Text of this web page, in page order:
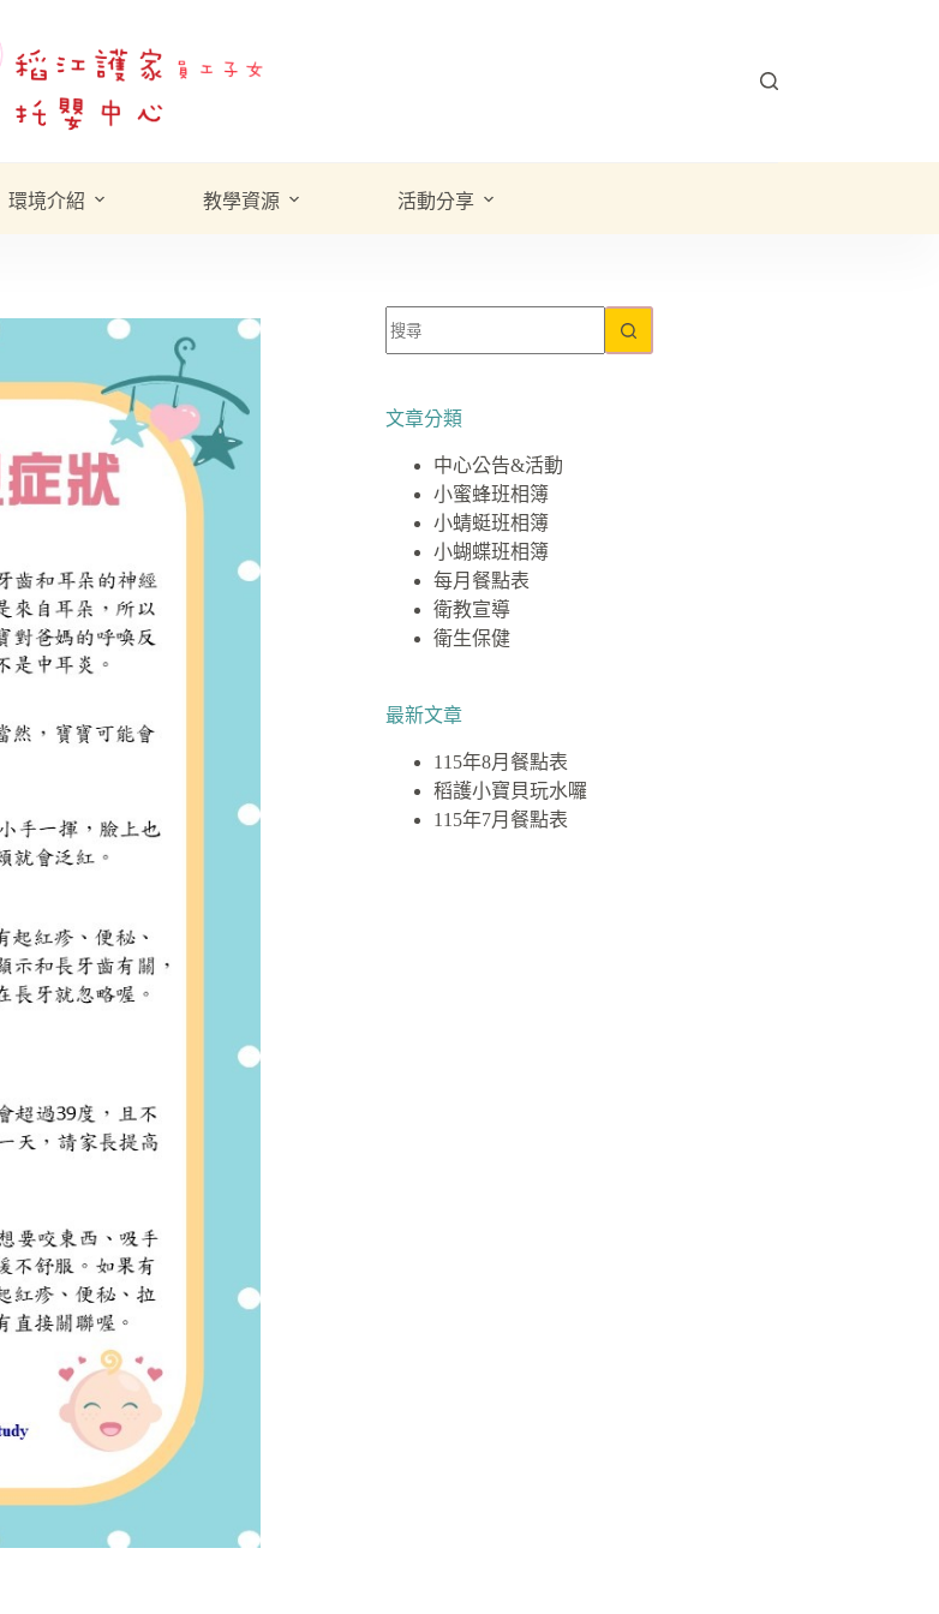
環境介紹 教學資源 活動分享
文章分類
中心公告&活動
小蜜蜂班相簿
小蜻蜓班相簿
小蝴蝶班相簿
每月餐點表
衛教宣導
衛生保健
最新文章
115年8月餐點表
稻護小寶貝玩水囉
115年7月餐點表